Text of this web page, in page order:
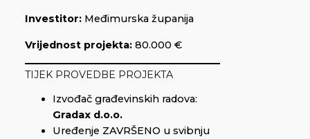
Investitor: Međimurska županija
Vrijednost projekta: 80.000 €
TIJEK PROVEDBE PROJEKTA
Izvođač građevinskih radova:
Gradax d.o.o.
Uređenje ZAVRŠENO u svibnju